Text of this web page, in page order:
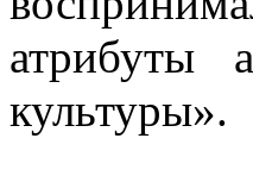
атрибуты
культуры».